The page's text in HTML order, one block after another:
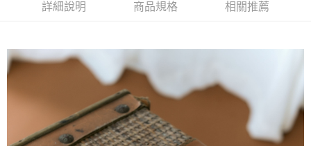
運送方式
每筆NT$80，滿NT$2,000(含以上)免運費
付款後萊爾富取貨
每筆NT$80，滿NT$2,000(含以上)免運費
付款後7-11取貨
每筆NT$80，滿NT$2,000(含以上)免運費
詳細說明 商品規格 相關推薦